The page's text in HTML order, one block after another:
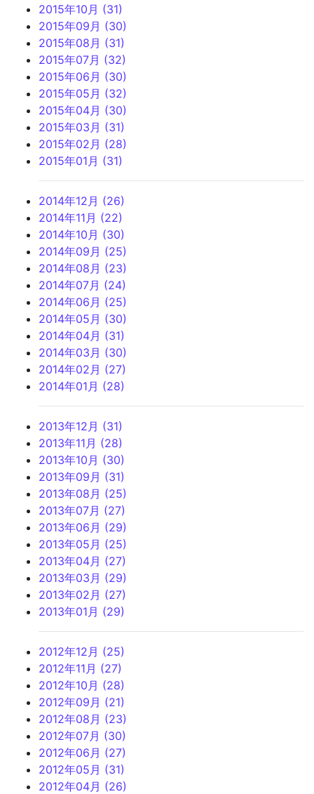
2015年10月 (31)
2015年09月 (30)
2015年08月 (31)
2015年07月 (32)
2015年06月 (30)
2015年05月 (32)
2015年04月 (30)
2015年03月 (31)
2015年02月 (28)
2015年01月 (31)
2014年12月 (26)
2014年11月 (22)
2014年10月 (30)
2014年09月 (25)
2014年08月 (23)
2014年07月 (24)
2014年06月 (25)
2014年05月 (30)
2014年04月 (31)
2014年03月 (30)
2014年02月 (27)
2014年01月 (28)
2013年12月 (31)
2013年11月 (28)
2013年10月 (30)
2013年09月 (31)
2013年08月 (25)
2013年07月 (27)
2013年06月 (29)
2013年05月 (25)
2013年04月 (27)
2013年03月 (29)
2013年02月 (27)
2013年01月 (29)
2012年12月 (25)
2012年11月 (27)
2012年10月 (28)
2012年09月 (21)
2012年08月 (23)
2012年07月 (30)
2012年06月 (27)
2012年05月 (31)
2012年04月 (26)